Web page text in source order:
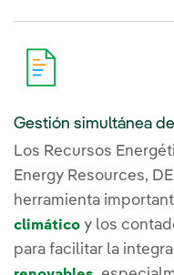
Gestión simultánea
Los Recursos
Energy Resources,
herramienta
climático y los
para facilitar la